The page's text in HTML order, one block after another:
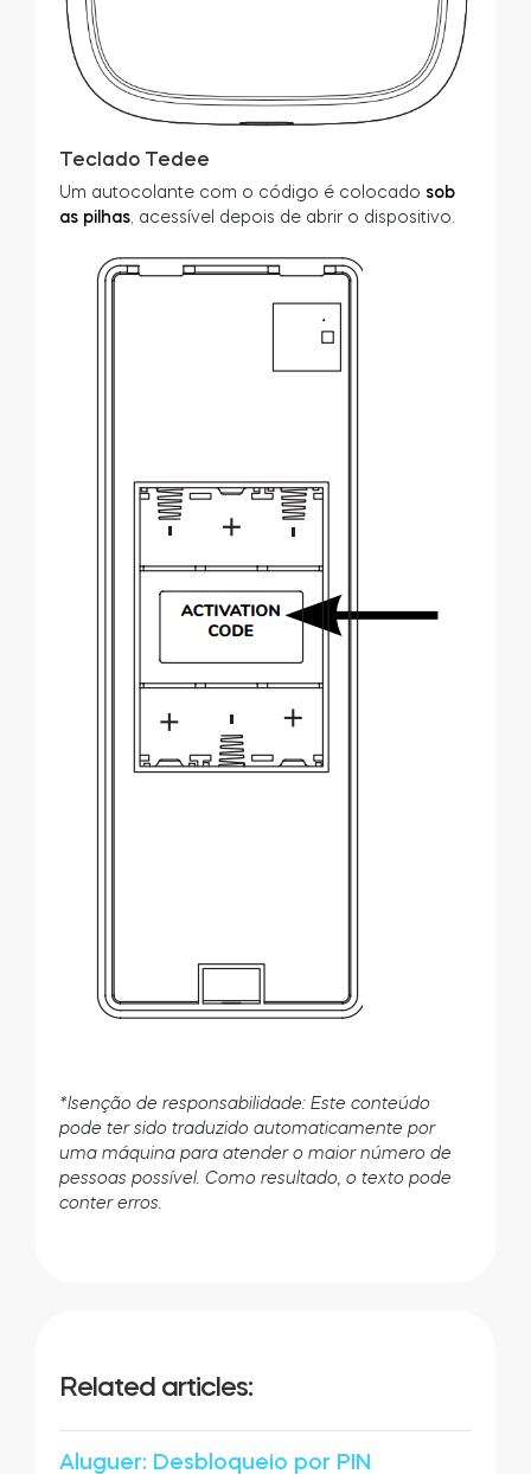
Teclado Tedee
Um autocolante com o código é colocado sob
as pilhas , acessível depois de abrir o dispositivo.
*Isenção de responsabilidade: Este conteúdo
pode ter sido traduzido automaticamente por
uma máquina para atender o maior número de
pessoas possível. Como resultado, o texto pode
conter erros.
Related articles:
Aluguer: Desbloqueio por PIN